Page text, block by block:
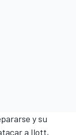
y su
a Ilott,